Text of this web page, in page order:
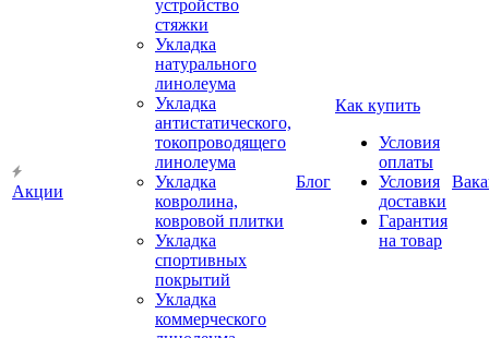
Акции
устройство
стяжки
Укладка
натурального
линолеума
Укладка
антистатического,
токопроводящего
линолеума
Укладка
ковролина,
ковровой плитки
Укладка
спортивных
покрытий
Укладка
коммерческого
Блог
Как купить
Условия
оплаты
Условия
доставки
Гарантия
на товар